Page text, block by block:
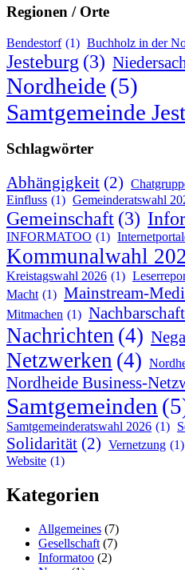
Regionen / Orte
Bendestorf (1) Buchholz in der
Jesteburg (3)
Nordheide (5)
Samtgemeinde
Schlagwörter
Abhängigkeit (2)
Einfluss (1) Gemeinderatswahl
Gemeinschaft (3)
INFORMATOO (1)
Kommunalwahl
Kreistagswahl 2026 (1)
Macht (1) Mainstream-
Mitmachen (1)
Nachrichten (4)
Netzwerken (4)
Nordheide Business-
Samtgemeinden
Samtgemeinderatswahl 2026 (1)
Solidarität (2) Vernetzung (1)
Website (1)
Kategorien
Allgemeines (7)
Gesellschaft (7)
Informatoo (2)